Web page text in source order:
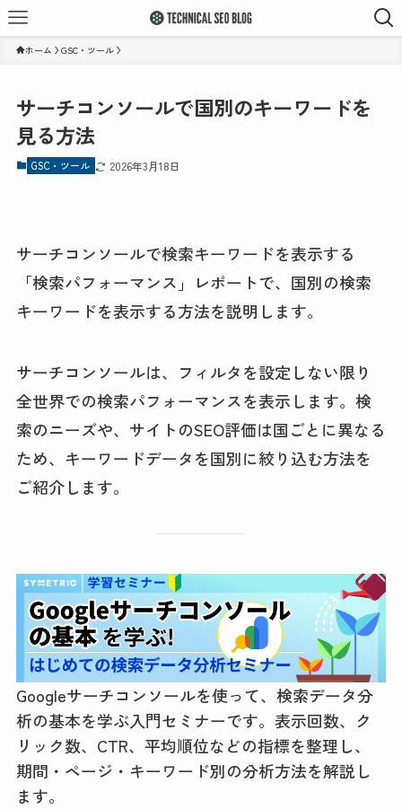
ホーム GSC・ツール
サーチコンソールで国別のキーワードを
見る方法
GSC・ツール 2026年3月18日
サーチコンソールで検索キーワードを表示する
「検索パフォーマンス」レポートで、国別の検索
キーワードを表示する方法を説明します。
サーチコンソールは、フィルタを設定しない限り
全世界での検索パフォーマンスを表示します。検
索のニーズや、サイトのSEO評価は国ごとに異なる
ため、キーワードデータを国別に絞り込む方法を
ご紹介します。
Googleサーチコンソールを使って、検索データ分
析の基本を学ぶ入門セミナーです。表示回数、ク
リック数、CTR、平均順位などの指標を整理し、
期間・ページ・キーワード別の分析方法を解説し
ます。